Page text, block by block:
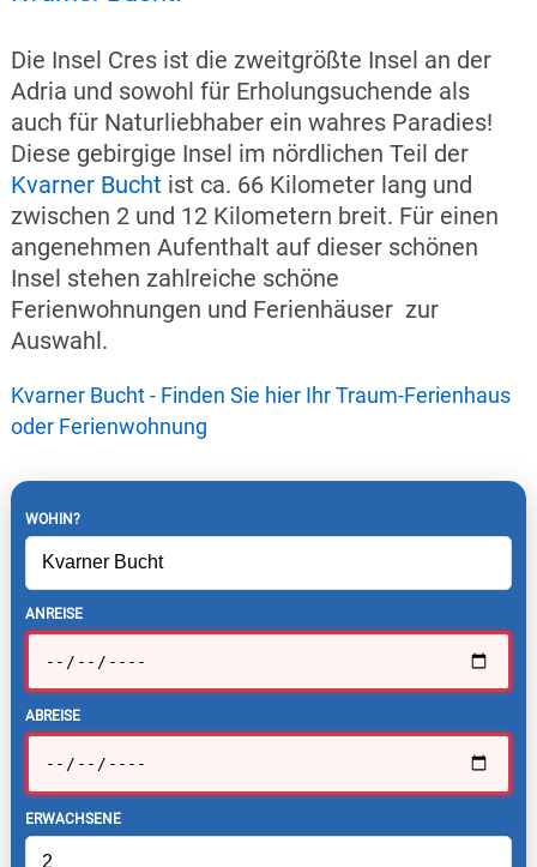
Die Insel Cres ist die zweitgrößte Insel an der
Adria und sowohl für Erholungsuchende als
auch für Naturliebhaber ein wahres Paradies!
Diese gebirgige Insel im nördlichen Teil der
Kvarner Bucht ist ca. 66 Kilometer lang und
zwischen 2 und 12 Kilometern breit. Für einen
angenehmen Aufenthalt auf dieser schönen
Insel stehen zahlreiche schöne
Ferienwohnungen und Ferienhäuser zur
Auswahl.
Kvarner Bucht - Finden Sie hier Ihr Traum-Ferienhaus
oder Ferienwohnung
WOHIN?
ANREISE
ABREISE
ERWACHSENE